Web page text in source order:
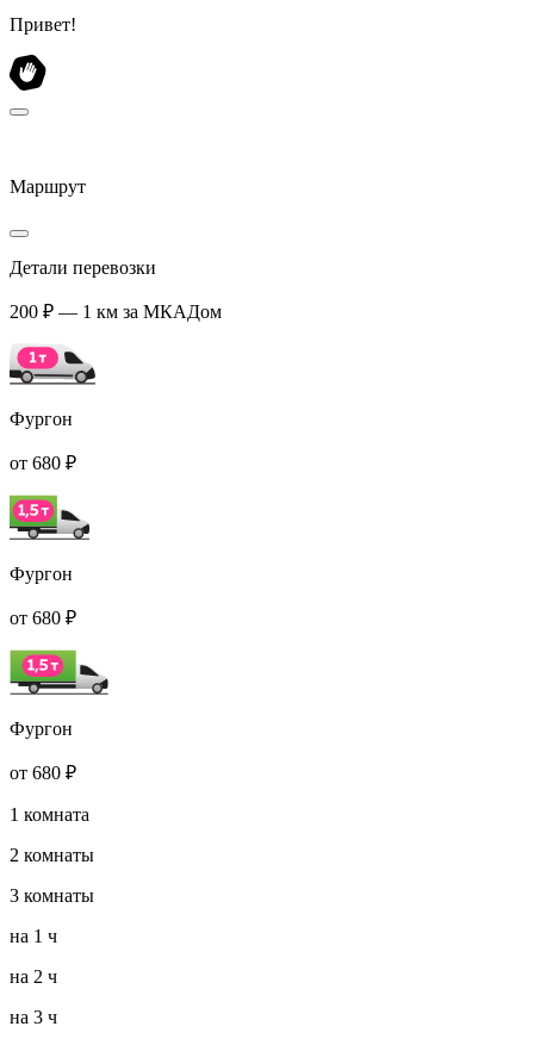
Привет!
Маршрут
Детали перевозки
200 ₽ — 1 км за МКАДом
Фургон
от 680 ₽
Фургон
от 680 ₽
Фургон
от 680 ₽
1 комната
2 комнаты
3 комнаты
на 1 ч
на 2 ч
на 3 ч